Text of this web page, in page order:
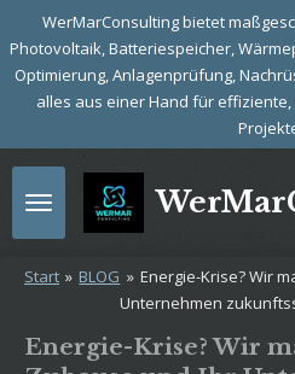
Zum
Hauptinhalt
springen
WerMarConsulting bietet
Photovoltaik, Batteriespeicher,
Optimierung, Anlagenprüfung,
alles aus einer Hand für
Start » BLOG » Energie-Krise? Wir
Unternehmen
Energie-Krise? Wir